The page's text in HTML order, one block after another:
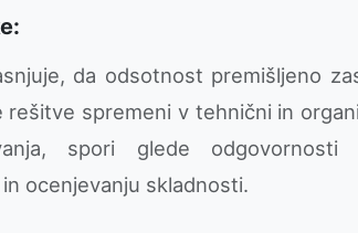
da odsotnost premišljeno
rešitve spremeni v tehnični in
spori glede
ocenjevanju skladnosti.